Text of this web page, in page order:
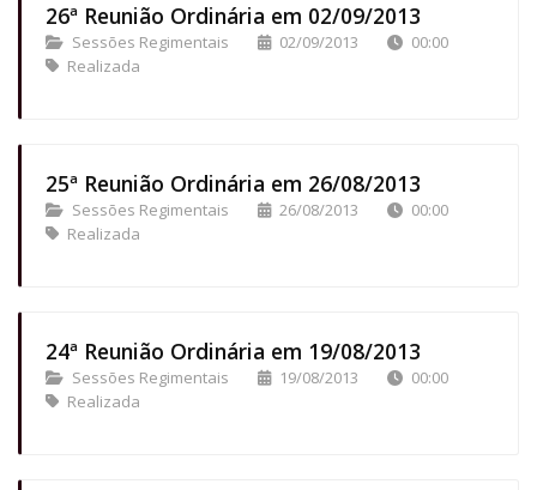
26ª Reunião Ordinária em 02/09/2013
Sessões Regimentais 02/09/2013
00:00
Realizada
25ª Reunião Ordinária em 26/08/2013
Sessões Regimentais 26/08/2013
00:00
Realizada
24ª Reunião Ordinária em 19/08/2013
Sessões Regimentais 19/08/2013
00:00
Realizada